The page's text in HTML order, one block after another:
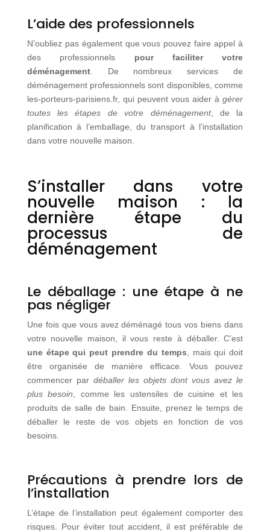
L’aide des professionnels
N’oubliez pas également que vous pouvez faire appel à
des professionnels pour faciliter votre
déménagement. De nombreux services de
déménagement professionnels sont disponibles, comme
les-porteurs-parisiens.fr, qui peuvent vous aider àgérer
toutes les étapes de votre déménagement, de la
planification à l’emballage, du transport à l’installation
dans votre nouvelle maison.
S’installer dans votre
nouvelle maison : la
dernière étape du
processus de
déménagement
Le déballage : une étape à ne
pas négliger
Une fois que vous avez déménagé tous vos biens dans
votre nouvelle maison, il vous reste à déballer. C’est
une étape qui peut prendre du temps , mais qui doit
être organisée de manière efficace. Vous pouvez
commencer par déballer les objets dont vous avez le
plus besoin , comme les ustensiles de cuisine et les
produits de salle de bain. Ensuite, prenez le temps de
déballer le reste de vos objets en fonction de vos
besoins.
Précautions à prendre lors de
l’installation
L’étape de l’installation peut également comporter des
risques. Pour éviter tout accident, il est préférable de